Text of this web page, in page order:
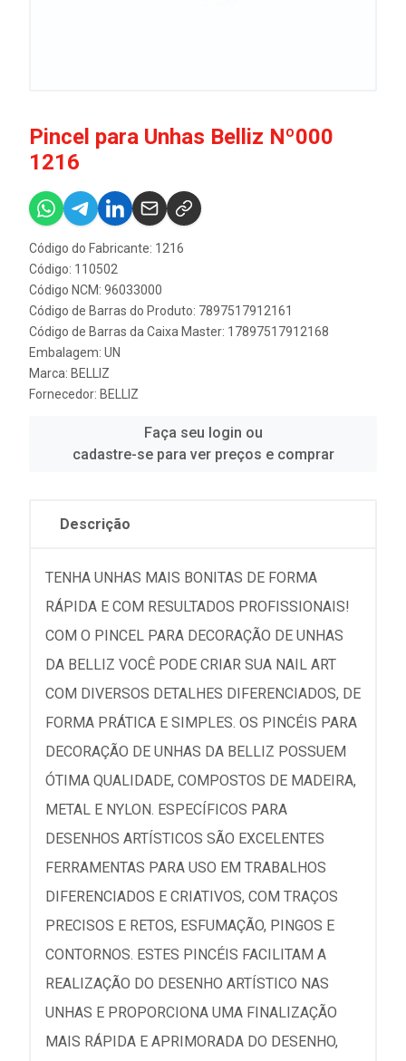
Pincel para Unhas Belliz Nº000
1216
Código do Fabricante: 1216
Código: 110502
Código NCM: 96033000
Código de Barras do Produto: 7897517912161
Código de Barras da Caixa Master: 17897517912168
Embalagem: UN
Marca: BELLIZ
Fornecedor: BELLIZ
Faça seu login ou
cadastre-se para ver preços e comprar
Descrição
TENHA UNHAS MAIS BONITAS DE FORMA
RÁPIDA E COM RESULTADOS PROFISSIONAIS!
COM O PINCEL PARA DECORAÇÃO DE UNHAS
DA BELLIZ VOCÊ PODE CRIAR SUA NAIL ART
COM DIVERSOS DETALHES DIFERENCIADOS, DE
FORMA PRÁTICA E SIMPLES. OS PINCÉIS PARA
DECORAÇÃO DE UNHAS DA BELLIZ POSSUEM
ÓTIMA QUALIDADE, COMPOSTOS DE MADEIRA,
METAL E NYLON. ESPECÍFICOS PARA
DESENHOS ARTÍSTICOS SÃO EXCELENTES
FERRAMENTAS PARA USO EM TRABALHOS
DIFERENCIADOS E CRIATIVOS, COM TRAÇOS
PRECISOS E RETOS, ESFUMAÇÃO, PINGOS E
CONTORNOS. ESTES PINCÉIS FACILITAM A
REALIZAÇÃO DO DESENHO ARTÍSTICO NAS
UNHAS E PROPORCIONA UMA FINALIZAÇÃO
MAIS RÁPIDA E APRIMORADA DO DESENHO,